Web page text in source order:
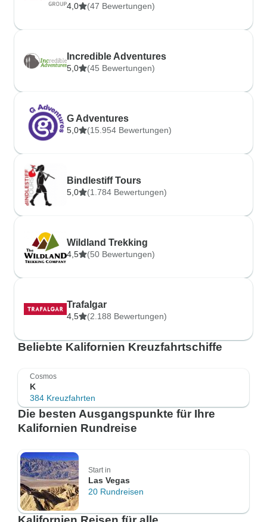
4,0 (47 Bewertungen)
Incredible Adventures
5,0 (45 Bewertungen)
G Adventures
5,0 (15.954 Bewertungen)
Bindlestiff Tours
5,0 (1.784 Bewertungen)
Wildland Trekking
4,5 (50 Bewertungen)
Trafalgar
4,5 (2.188 Bewertungen)
Beliebte Kalifornien Kreuzfahrtschiffe
Cosmos
K
384 Kreuzfahrten
Die besten Ausgangspunkte für Ihre
Kalifornien Rundreise
Start in
Las Vegas
20 Rundreisen